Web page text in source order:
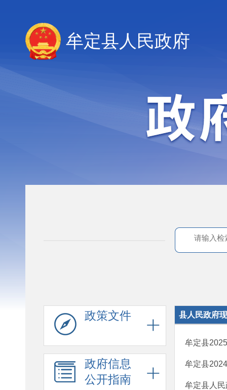
牟定县人民政府
政策文件
政府信息
公开指南
县人民政府
牟定县
牟定县
牟定县人